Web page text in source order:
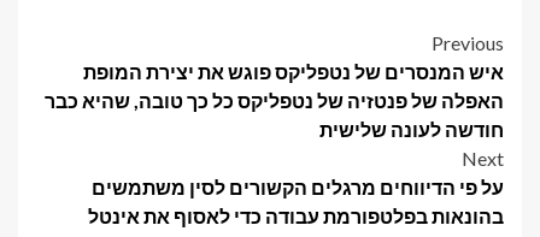
Post
navigation
Previous
איש המנסרים של נטפליקס פוגש את יצירת המופת
האפלה של פנטזיה של נטפליקס כל כך טובה, שהיא כבר
חודשה לעונה שלישית
Next
על פי הדיווחים מרגלים הקשורים לסין משתמשים
בהונאות בפלטפורמת עבודה כדי לאסוף את אינטל